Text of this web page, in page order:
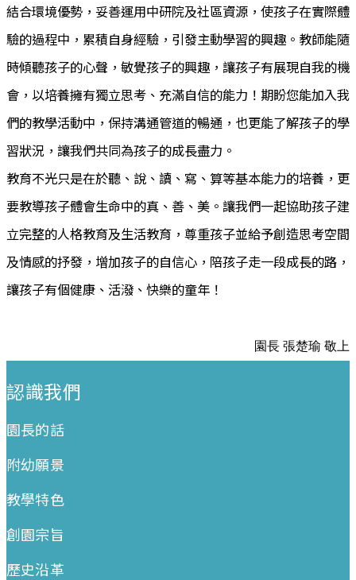
結合環境優勢，妥善運用中研院及社區資源，使孩子在實際體
驗的過程中，累積自身經驗，引發主動學習的興趣。教師能隨
時傾聽孩子的心聲，敏覺孩子的興趣，讓孩子有展現自我的機
會，以培養擁有獨立思考、充滿自信的能力！期盼您能加入我
們的教學活動中，保持溝通管道的暢通，也更能了解孩子的學
習狀況，讓我們共同為孩子的成長盡力。
教育不光只是在於聽、說、讀、寫、算等基本能力的培養，更
要教導孩子體會生命中的真、善、美。讓我們一起協助孩子建
立完整的人格教育及生活教育，尊重孩子並給予創造思考空間
及情感的抒發，增加孩子的自信心，陪孩子走一段成長的路，
讓孩子有個健康、活潑、快樂的童年！
園長 張楚瑜 敬上
認識我們
園長的話
附幼願景
教學特色
創園宗旨
歷史沿革